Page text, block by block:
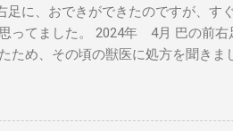
に、おできができたのですが、す
ってました。 2024年 4月 巴の前右
ため、その頃の獣医に処方を聞きま
ない結果でした。 この獣医さんは
。 2024年 7月 おできが大きくな